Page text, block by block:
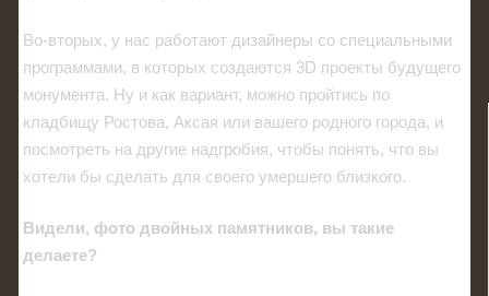
Во-вторых, у нас работают дизайнеры со специальными
программами, в которых создаются 3D проекты будущего
монумента. Ну и как вариант, можно пройтись по
кладбищу Ростова, Аксая или вашего родного города, и
посмотреть на другие надгробия, чтобы понять, что вы
хотели бы сделать для своего умершего близкого.
Видели, фото двойных памятников, вы такие
делаете?